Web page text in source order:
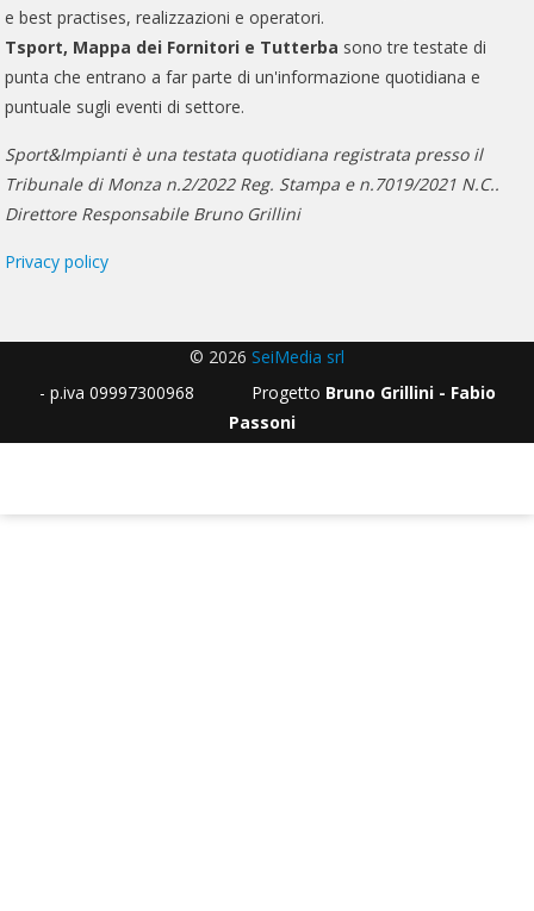
e best practises, realizzazioni e operatori.
Tsport, Mappa dei Fornitori e Tutterba sono tre testate di
punta che entrano a far parte di un'informazione quotidiana e
puntuale sugli eventi di settore.
Sport&Impianti è una testata quotidiana registrata presso il
Tribunale di Monza n.2/2022 Reg. Stampa e n.7019/2021 N.C..
Direttore Responsabile Bruno Grillini
Privacy policy
© 2026 SeiMedia srl
- p.iva 09997300968 Progetto Bruno Grillini - Fabio
Passoni